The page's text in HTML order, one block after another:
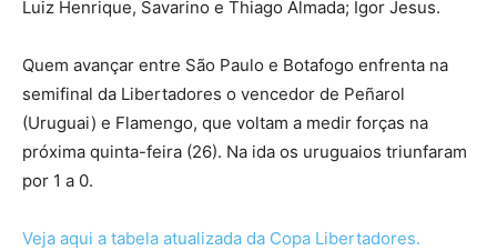
Luiz Henrique, Savarino e Thiago Almada; Igor Jesus.
Quem avançar entre São Paulo e Botafogo enfrenta na
semifinal da Libertadores o vencedor de Peñarol
(Uruguai) e Flamengo, que voltam a medir forças na
próxima quinta-feira (26). Na ida os uruguaios triunfaram
por 1 a 0.
Veja aqui a tabela atualizada da Copa Libertadores.